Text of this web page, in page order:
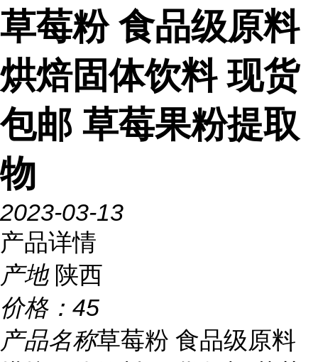
草莓粉 食品级原料
烘焙固体饮料 现货
包邮 草莓果粉提取
物
2023-03-13
产品详情
产地 陕西
价格： 45
产品名称草莓粉 食品级原料